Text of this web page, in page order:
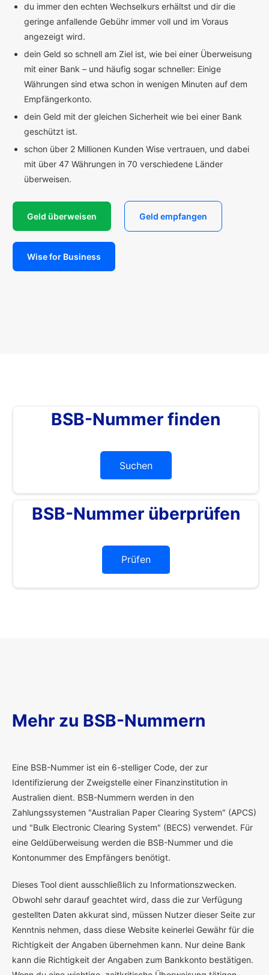
du immer den echten Wechselkurs erhältst und dir die
geringe anfallende Gebühr immer voll und im Voraus
angezeigt wird.
dein Geld so schnell am Ziel ist, wie bei einer Überweisung
mit einer Bank – und häufig sogar schneller: Einige
Währungen sind etwa schon in wenigen Minuten auf dem
Empfängerkonto.
dein Geld mit der gleichen Sicherheit wie bei einer Bank
geschützt ist.
schon über 2 Millionen Kunden Wise vertrauen, und dabei
mit über 47 Währungen in 70 verschiedene Länder
überweisen.
Geld überweisen Geld empfangen
Wise for Business
BSB-Nummer finden
Suchen
BSB-Nummer überprüfen
Prüfen
Mehr zu BSB-Nummern
Eine BSB-Nummer ist ein 6-stelliger Code, der zur
Identifizierung der Zweigstelle einer Finanzinstitution in
Australien dient. BSB-Nummern werden in den
Zahlungssystemen "Australian Paper Clearing System" (APCS)
und "Bulk Electronic Clearing System" (BECS) verwendet. Für
eine Geldüberweisung werden die BSB-Nummer und die
Kontonummer des Empfängers benötigt.
Dieses Tool dient ausschließlich zu Informationszwecken.
Obwohl sehr darauf geachtet wird, dass die zur Verfügung
gestellten Daten akkurat sind, müssen Nutzer dieser Seite zur
Kenntnis nehmen, dass diese Website keinerlei Gewähr für die
Richtigkeit der Angaben übernehmen kann. Nur deine Bank
kann die Richtigkeit der Angaben zum Bankkonto bestätigen.